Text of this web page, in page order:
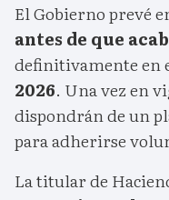
El Gobierno prevé
antes de que
definitivamente en
2026. Una vez en
dispondrán de un
para adherirse
La titular de